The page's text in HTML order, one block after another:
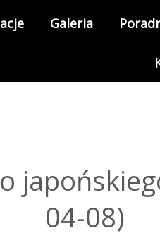
Galeria
04-08)